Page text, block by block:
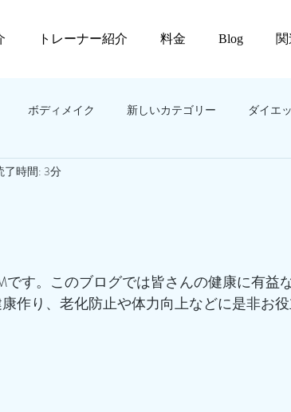
トレーナー紹介 料金 Blog
ボディメイク 新しいカテゴリー ダイエ
了時間: 3分
です。このブログでは皆さんの健康に有益
作り、老化防止や体力向上などに是非お役